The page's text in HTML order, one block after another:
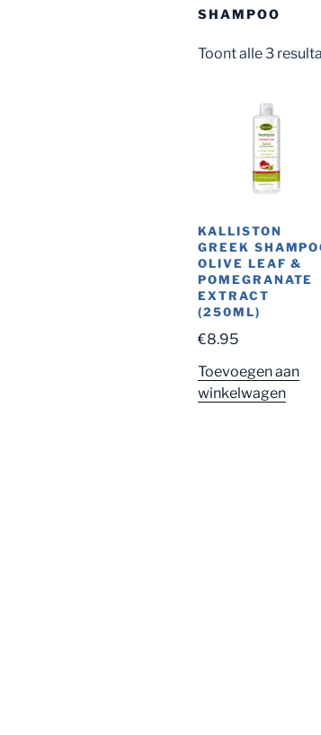
SHAMPOO
Toont alle 3
KALLISTON
GREEK
OLIVE LEAF &
POMEGRANATE
EXTRACT
(250ML)
€8.95
Toevoegen aan
winkelwagen